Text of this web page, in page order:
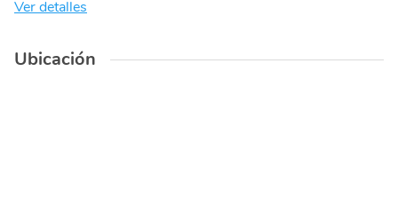
Ver detalles
Ubicación